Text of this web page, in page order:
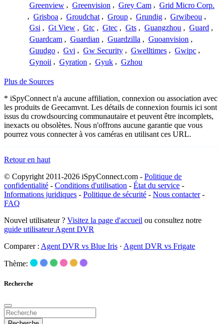
Greenview , Greenvision , Grey Cam , Grid Micro Corp.
, Grisboa , Groudchat , Group , Grundig , Grwibeou ,
Gsi , Gt View , Gtc , Gtec , Gts , Guangzhou , Guard ,
Guardcam , Guardian , Guardzilla , Guoanvision ,
Guudgo , Gvi , Gw Security , Gwelltimes , Gwipc ,
Gynoii , Gyration , Gyuk , Gzhou
Plus de Sources
* iSpyConnect n'a aucune affiliation, connexion ou association avec
les produits de Geecamvnt. Les détails de connexion fournis ici sont
issus du crowdsourcing communautaire et peuvent être incomplets,
inexacts ou obsolètes. Nous n'offrons aucune garantie que vous
pourrez vous connecter à vos caméras en utilisant ces URL.
Retour en haut
© Copyright 2011-2026 iSpyConnect.com - Politique de
confidentialité - Conditions d'utilisation - État du service -
Informations juridiques - Politique de sécurité - Nous contacter-
FAQ
Nouvel utilisateur ? Visitez la page d'accueil ou consultez notre
guide utilisateur Agent DVR
Comparer : Agent DVR vs Blue Iris · Agent DVR vs Frigate
Thème:
Recherche